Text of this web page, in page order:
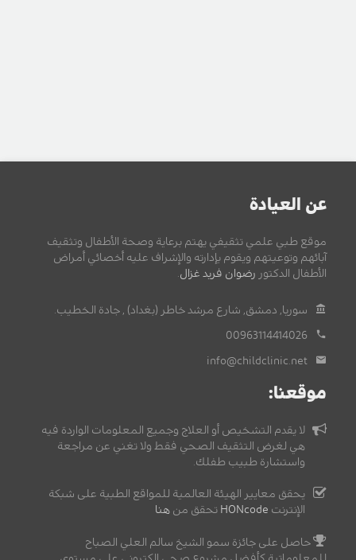
عن العيادة
موقع طبي علمي تثقيفي يهتم برعاية وصحة الأطفال وتثقيف
آبائهم وتوعيتهم ويقوم بإدارته والإشراف عليه أخصائي أمراض
الأطفال الدكتور رضوان فريد غزال
سوريا, دمشق, شارع مرشد خاطر (بغداد) , جادة الخطيب.
00963114414026
info@childclinic.net
موقعنا:
لا يقدم التشخيص أو العلاج وجميع المعلومات الواردة فيه
هي لغرض التثقيف الصحي فقط ولا تغني عن مراجعة
واستشارة طبيب طفلك.
يحقق معايير الهيئة العالمية للمواقع الطبية على شبكة
الإنترنت HONcode تحقق من هنا
حاصل على جائزة سمو الشيخ سالم العلي الصباح